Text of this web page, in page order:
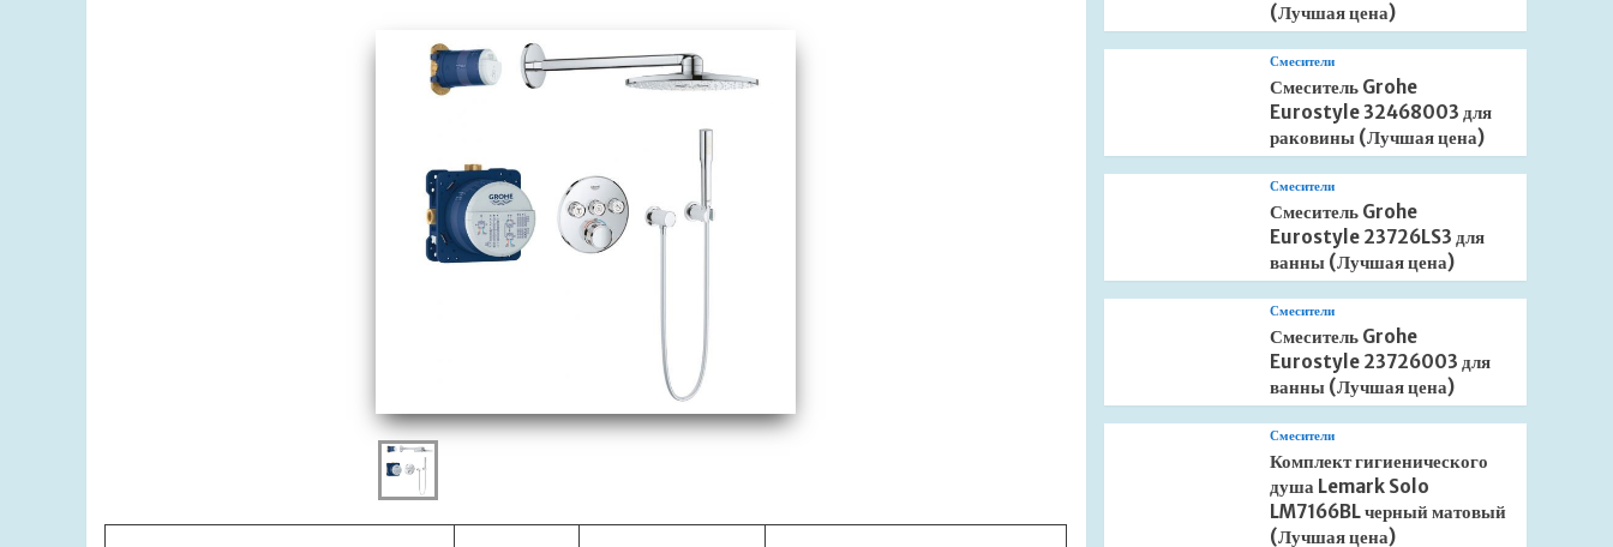
(Лучшая цена)
Смесители
Смеситель Grohe
Eurostyle 32468003 для
раковины (Лучшая цена)
Смесители
Смеситель Grohe
Eurostyle 23726LS3 для
ванны (Лучшая цена)
Смесители
Смеситель Grohe
Eurostyle 23726003 для
ванны (Лучшая цена)
Смесители
Комплект гигиенического
душа Lemark Solo
LM7166BL черный матовый
(Лучшая цена)